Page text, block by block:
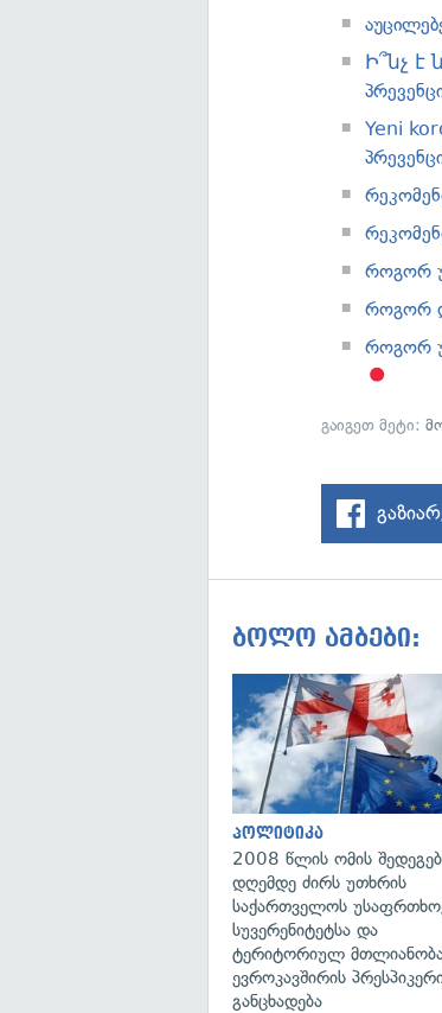
Ի՞նչ է
Yeni
როგორ
როგორ
როგორ
გაიგეთ მეტი:
ბოლო ამბები:
პოლიტიკა
2008 წლის ომის
დღემდე ძირს უთხრის
საქართველოს
სუვერენიტეტსა და
ტერიტორიულ
ევროკავშირის
განცხადება